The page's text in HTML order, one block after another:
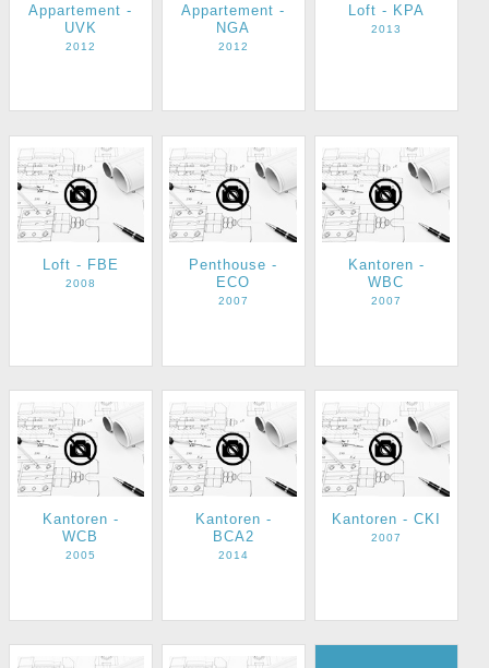
Appartement -
UVK
2012
Appartement -
NGA
2012
Loft - KPA
2013
Loft - FBE
2008
Penthouse -
ECO
2007
Kantoren -
WBC
2007
Kantoren -
WCB
2005
Kantoren -
BCA2
2014
Kantoren - CKI
2007